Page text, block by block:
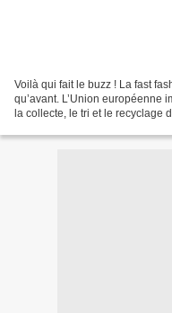
Voilà qui fait le buzz ! La fast
qu’avant. L’Union européenne
la collecte, le tri et le recyclage